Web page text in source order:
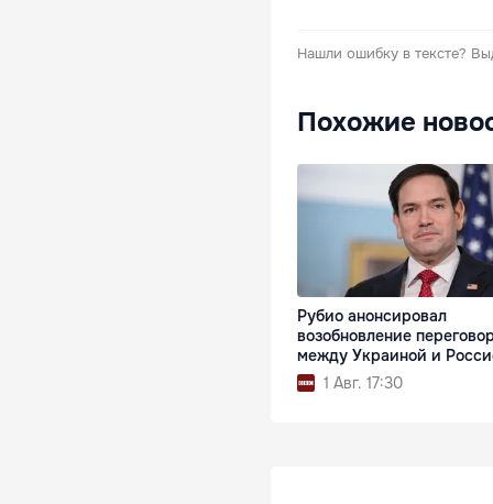
Нашли ошибку в тексте?
Похожие
Рубио анонсировал
возобновление
между Украиной и
1 Авг. 17:30